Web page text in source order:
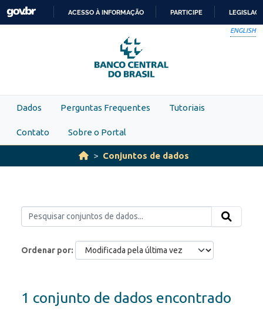
Skip to main content
PARA
O
CONTEÚDO
ACESSO À INFORMAÇÃO PARTICIPE
ENGLISH
Dados Perguntas Frequentes Tutoriais
Contato Sobre o Portal
Conjuntos de dados
Ordenar por
1 conjunto de dados encontrado